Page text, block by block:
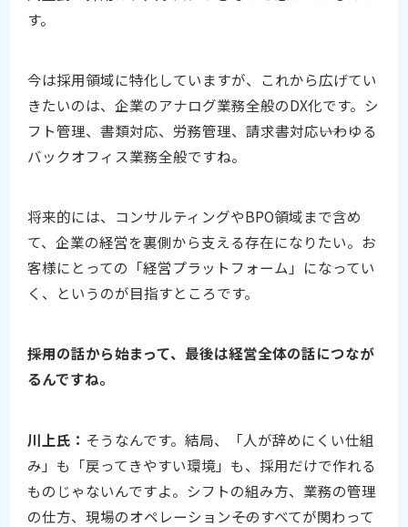
す。
今は採用領域に特化していますが、これから広げてい
きたいのは、企業のアナログ業務全般のDX化です。シ
フト管理、書類対応、労務管理、請求書対応――いわゆる
バックオフィス業務全般ですね。
将来的には、コンサルティングやBPO領域まで含め
て、企業の経営を裏側から支える存在になりたい。お
客様にとっての「経営プラットフォーム」になってい
く、というのが目指すところです。
――採用の話から始まって、最後は経営全体の話につなが
るんですね。
川上氏： そうなんです。結局、「人が辞めにくい仕組
み」も「戻ってきやすい環境」も、採用だけで作れる
ものじゃないんですよ。シフトの組み方、業務の管理
の仕方、現場のオペレーション――そのすべてが関わって